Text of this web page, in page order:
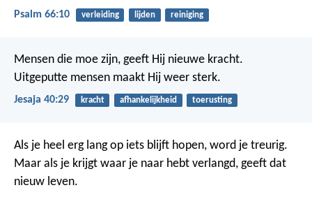
Psalm 66:10 verleiding lijden reiniging
Mensen die moe zijn, geeft Hij nieuwe kracht.
Uitgeputte mensen maakt Hij weer sterk.
Jesaja 40:29 kracht afhankelijkheid toerusting
Als je heel erg lang op iets blijft hopen, word je treurig.
Maar als je krijgt waar je naar hebt verlangd, geeft dat
nieuw leven.